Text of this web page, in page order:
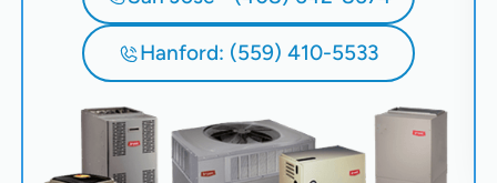
Hanford: (559) 410-5533